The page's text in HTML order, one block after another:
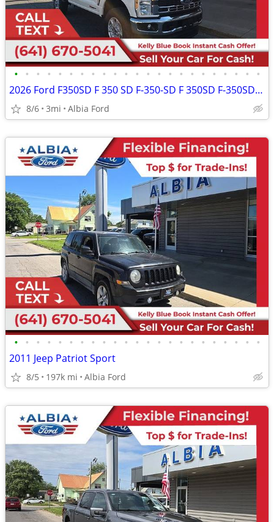
• • • • • • • • • • • • • • • • • • • • • • •
2026 Ford F350SD F 350 SD F-350-SD F 350SD F-350SD XLTExtended Cab
8/6 3mi Albia Ford
• • • • • • • • • • • • • • • • • • • • • • •
2011 Jeep Patriot Sport
8/5 197k mi Albia Ford